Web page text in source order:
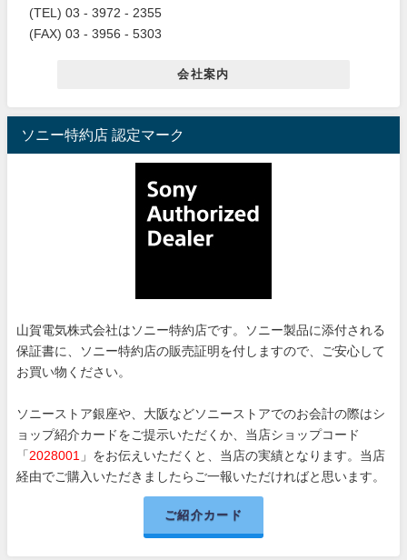
(TEL) 03 - 3972 - 2355
(FAX) 03 - 3956 - 5303
会社案内
ソニー特約店 認定マーク
山賀電気株式会社はソニー特約店です。ソニー製品に添付される
保証書に、ソニー特約店の販売証明を付しますので、ご安心して
お買い物ください。
ソニーストア銀座や、大阪などソニーストアでのお会計の際はシ
ョップ紹介カードをご提示いただくか、当店ショップコード
「 2028001
」をお伝えいただくと、当店の実績となります。当店
経由でご購入いただきましたらご一報いただければと思います。
ご紹介カード